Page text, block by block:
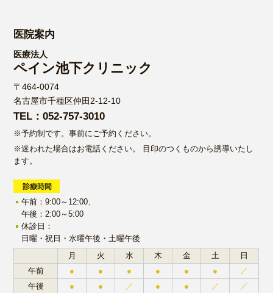
医院案内
医療法人
ペイン池下クリニック
〒464-0074
名古屋市千種区仲田2-12-10
TEL：052-757-3010
※予約制です。事前にご予約ください。
※迷われた場合はお電話ください。
目印のつくものから誘導いたし
ます。
午前：9:00～12:00、
午後：2:00～5:00
休診日：
日曜・祝日・水曜午後・土曜午後
月
火 水 木 金 土
日
午前
● ● ● ● ● ●
／
午後
● ● ／ ● ● ／
／